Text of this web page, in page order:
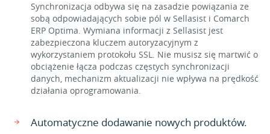
Synchronizacja odbywa się na zasadzie powiązania ze
sobą odpowiadających sobie pól w Sellasist i Comarch
ERP Optima. Wymiana informacji z Sellasist jest
zabezpieczona kluczem autoryzacyjnym z
wykorzystaniem protokołu SSL. Nie musisz się martwić o
obciążenie łącza podczas częstych synchronizacji
danych, mechanizm aktualizacji nie wpływa na prędkość
działania oprogramowania.
Automatyczne dodawanie nowych produktów.